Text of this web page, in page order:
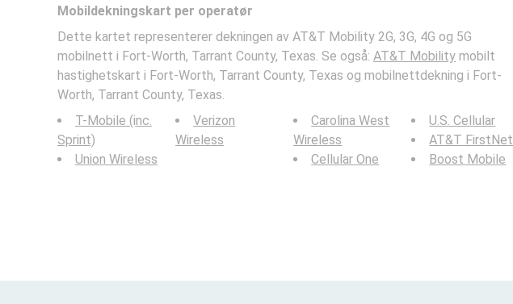
Mobildekningskart per operatør
Dette kartet representerer dekningen av AT&T Mobility 2G, 3G, 4G og 5G
mobilnett i Fort-Worth, Tarrant County, Texas. Se også: AT&T Mobility mobilt
hastighetskart i Fort-Worth, Tarrant County, Texas og mobilnettdekning i Fort-
Worth, Tarrant County, Texas.
T-Mobile (inc.
Sprint)
Union Wireless
Verizon
Wireless
Carolina West
Wireless
Cellular One
U.S. Cellular
AT&T FirstNet
Boost Mobile